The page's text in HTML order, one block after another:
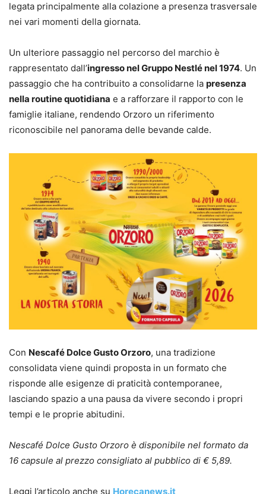
legata principalmente alla colazione a presenza trasversale
nei vari momenti della giornata.
Un ulteriore passaggio nel percorso del marchio è
rappresentato dall’ingresso nel Gruppo Nestlé nel 1974. Un
passaggio che ha contribuito a consolidarne la presenza
nella routine quotidiana e a rafforzare il rapporto con le
famiglie italiane, rendendo Orzoro un riferimento
riconoscibile nel panorama delle bevande calde.
Con Nescafé Dolce Gusto Orzoro, una tradizione
consolidata viene quindi proposta in un formato che
risponde alle esigenze di praticità contemporanee,
lasciando spazio a una pausa da vivere secondo i propri
tempi e le proprie abitudini.
Nescafé Dolce Gusto Orzoro è disponibile nel formato da
16 capsule al prezzo consigliato al pubblico di € 5,89.
Leggi l’articolo anche su Horecanews.it